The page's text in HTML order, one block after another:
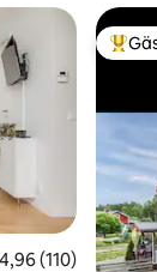
av 5 i
4,96 (110)